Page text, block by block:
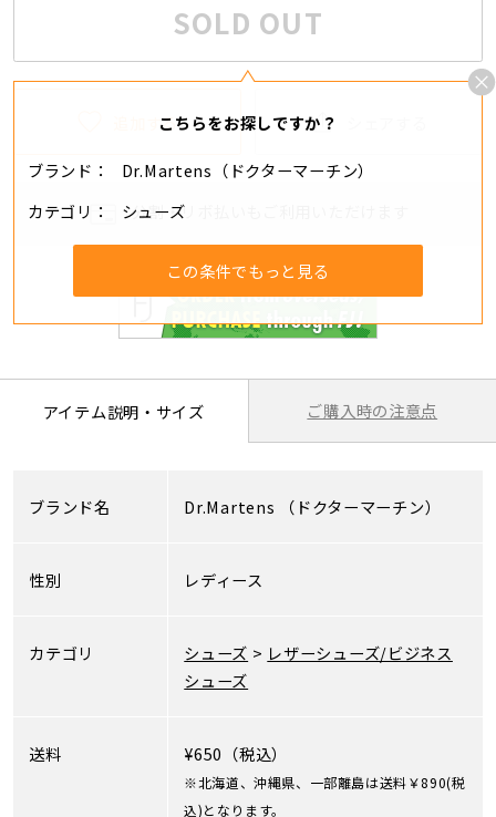
SOLD OUT
こちらをお探しですか？
ブランド
Dr.Martens（ドクターマーチン）
カテゴリ
シューズ
この条件でもっと見る
追加する
分割・リボ払いもご利用いただけます
アイテム説明・サイズ ご購入時の注意点
ブランド名 Dr.Martens （ドクターマーチン）
性別 レディース
カテゴリ シューズ > レザーシューズ/ビジネス
シューズ
送料 ¥650（税込）
※北海道、沖縄県、一部離島は送料￥890(税
込)となります。